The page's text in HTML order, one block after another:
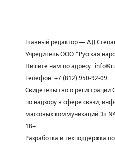
Главный редактор —
Учредитель ООО "Русская
Пишите нам по адресу
Телефон: +7 (812) 950-92-09
Свидетельство о
по надзору в сфере связи,
массовых коммуникаций Эл
18+
Разработка и техподдержка